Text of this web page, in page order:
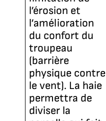
l’érosion et
l’amélioration
du confort du
troupeau
(barrière
physique contre
le vent). La haie
permettra de
diviser la